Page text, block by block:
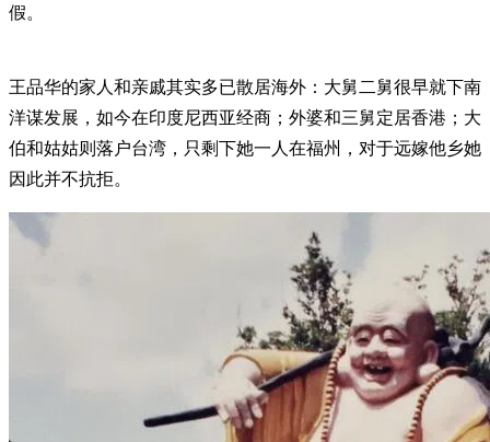
假。
王品华的家人和亲戚其实多已散居海外：大舅二舅很早就下南
洋谋发展，如今在印度尼西亚经商；外婆和三舅定居香港；大
伯和姑姑则落户台湾，只剩下她一人在福州，对于远嫁他乡她
因此并不抗拒。